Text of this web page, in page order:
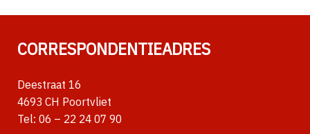
CORRESPONDENTIEADRES
Deestraat 16
4693 CH Poortvliet
Tel: 06 – 22 24 07 90